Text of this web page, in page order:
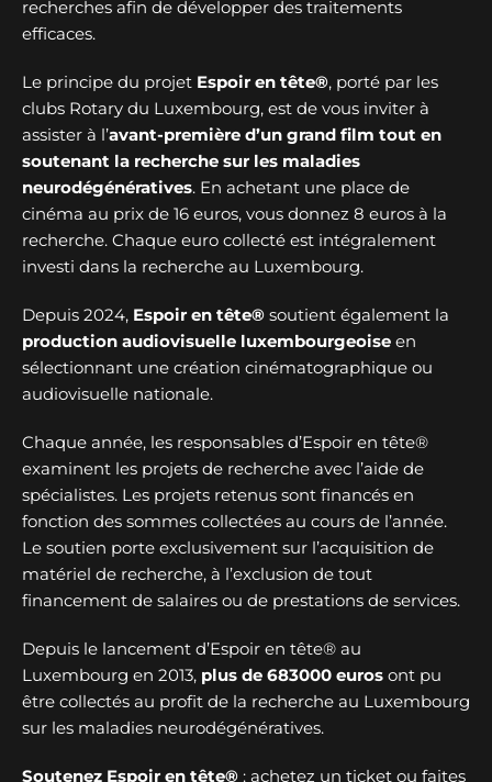
recherches afin de développer des traitements
efficaces.
Le principe du projet Espoir en tête®, porté par les
clubs Rotary du Luxembourg, est de vous inviter à
assister à l’avant-première d’un grand film tout en
soutenant la recherche sur les maladies
neurodégénératives. En achetant une place de
cinéma au prix de 16 euros, vous donnez 8 euros à la
recherche. Chaque euro collecté est intégralement
investi dans la recherche au Luxembourg.
Depuis 2024, Espoir en tête® soutient également la
production audiovisuelle luxembourgeoise en
sélectionnant une création cinématographique ou
audiovisuelle nationale.
Chaque année, les responsables d’Espoir en tête®
examinent les projets de recherche avec l’aide de
spécialistes. Les projets retenus sont financés en
fonction des sommes collectées au cours de l’année.
Le soutien porte exclusivement sur l’acquisition de
matériel de recherche, à l’exclusion de tout
financement de salaires ou de prestations de services.
Depuis le lancement d’Espoir en tête® au
Luxembourg en 2013, plus de 683000 euros ont pu
être collectés au profit de la recherche au Luxembourg
sur les maladies neurodégénératives.
Soutenez Espoir en tête® : achetez un ticket ou faites